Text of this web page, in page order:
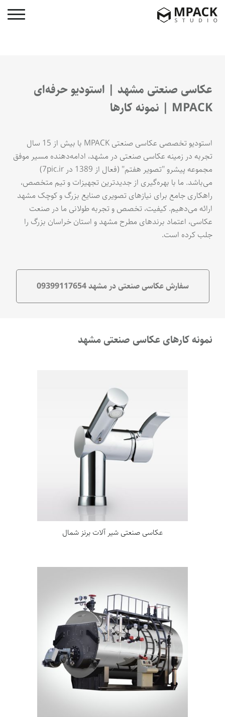
عکاسی صنعتی مشهد | استودیو حرفه‌ای
MPACK | نمونه کارها
استودیو تخصصی عکاسی صنعتی MPACK با بیش از 15 سال
تجربه در زمینه عکاسی صنعتی در مشهد، ادامه‌دهنده مسیر موفق
مجموعه پیشرو "تصویر هفتم" (فعال از 1389 در 7pic.ir)
می‌باشد. ما با بهره‌گیری از جدیدترین تجهیزات و تیم متخصص،
راهکاری جامع برای نیازهای تصویری صنایع بزرگ و کوچک مشهد
ارائه می‌دهیم. کیفیت، تخصص و تجربه طولانی ما در صنعت
عکاسی، اعتماد برندهای مطرح مشهد و استان خراسان بزرگ را
جلب کرده است.
سفارش عکاسی صنعتی در مشهد 09399117654
نمونه کارهای عکاسی صنعتی مشهد
عکاسی صنعتی شیر آلات برنز شمال